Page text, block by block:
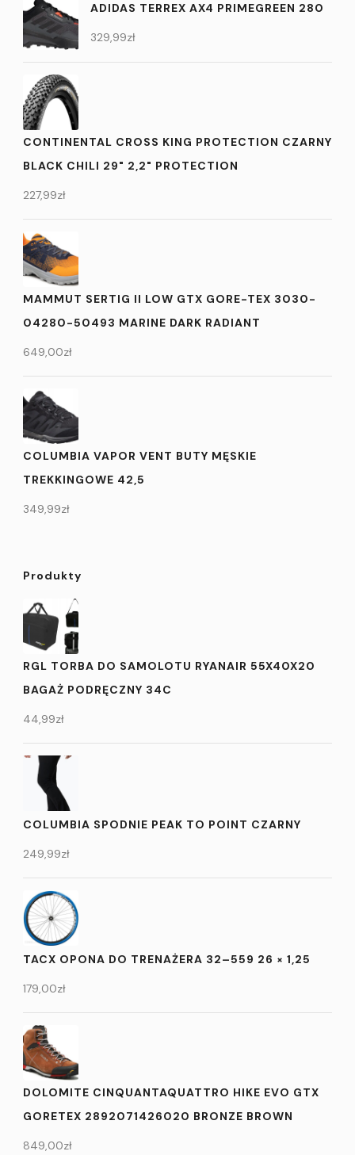
ADIDAS TERREX AX4 PRIMEGREEN 280
329,99zł
CONTINENTAL CROSS KING PROTECTION CZARNY
BLACK CHILI 29" 2,2" PROTECTION
227,99zł
MAMMUT SERTIG II LOW GTX GORE-TEX 3030-
04280-50493 MARINE DARK RADIANT
649,00zł
COLUMBIA VAPOR VENT BUTY MĘSKIE
TREKKINGOWE 42,5
349,99zł
Produkty
RGL TORBA DO SAMOLOTU RYANAIR 55X40X20
BAGAŻ PODRĘCZNY 34C
44,99zł
COLUMBIA SPODNIE PEAK TO POINT CZARNY
249,99zł
TACX OPONA DO TRENAŻERA 32–559 26 × 1,25
179,00zł
DOLOMITE CINQUANTAQUATTRO HIKE EVO GTX
GORETEX 2892071426020 BRONZE BROWN
849,00zł